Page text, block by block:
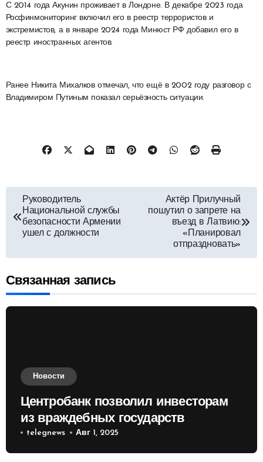
С 2014 года Акунин проживает в Лондоне. В декабре 2023 года
Росфинмониторинг включил его в реестр террористов и
экстремистов, а в январе 2024 года Минюст РФ добавил его в
реестр иностранных агентов.
Ранее Никита Михалков отмечал, что ещё в 2002 году разговор с
Владимиром Путиным показал серьёзность ситуации.
Навигация
по
Руководитель
Национальной службы
безопасности Армении
ушел с должности
Актёр Прилучный
пошутил о запрете на
въезд в Латвию:
«Планировал
отпраздновать»
Связанная запись
Новости
Центробанк позволил инвесторам
из враждебных государств
приобретать валюту
telegnews Авг 1, 2025